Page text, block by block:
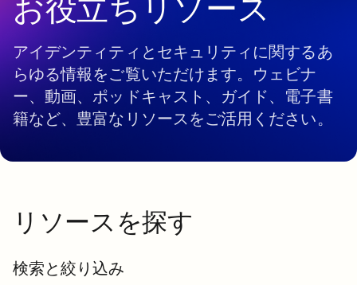
お役立ちリソース
アイデンティティとセキュリティに関するあ
らゆる情報をご覧いただけます。ウェビナ
ー、動画、ポッドキャスト、ガイド、電子書
籍など、豊富なリソースをご活用ください。
リソースを探す
検索と絞り込み